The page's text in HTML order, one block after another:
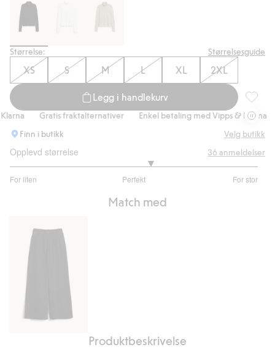
Størrelse: Størrelsesguide
XS S M L XL 2XL
Legg i handlekurv
Gratis fraktalternativer Enkel betaling med Vipps & Klarna
Finn i butikk
Velg butikk
Opplevd størrelse
For liten Perfekt For stor
av
stemmer
36 anmeldelser
Match med
Produktbeskrivelse